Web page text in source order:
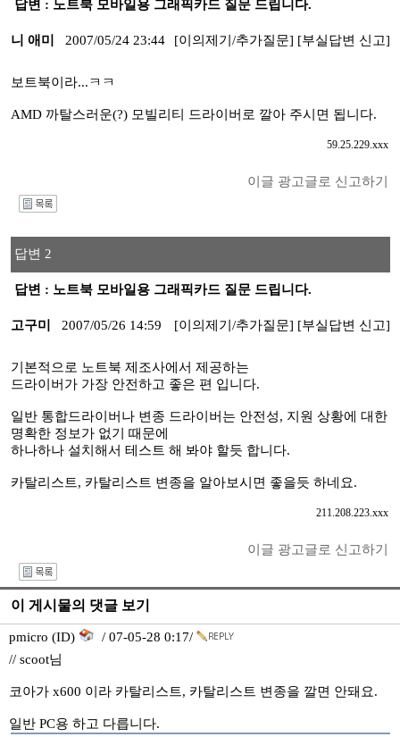
답변 : 노트북 모바일용 그래픽카드 질문 드립니다.
니 애미 2007/05/24 23:44 [이의제기/추가질문] [부실답변 신고]
보트북이라...ㅋㅋ
AMD 까탈스러운(?) 모빌리티 드라이버로 깔아 주시면 됩니다.
59.25.229.xxx
이글 광고글로 신고하기
답변 2
답변 : 노트북 모바일용 그래픽카드 질문 드립니다.
고구미 2007/05/26 14:59 [이의제기/추가질문] [부실답변 신고]
기본적으로 노트북 제조사에서 제공하는
드라이버가 가장 안전하고 좋은 편 입니다.
일반 통합드라이버나 변종 드라이버는 안전성, 지원 상황에 대한
명확한 정보가 없기 때문에
하나하나 설치해서 테스트 해 봐야 할듯 합니다.
카탈리스트, 카탈리스트 변종을 알아보시면 좋을듯 하네요.
211.208.223.xxx
이글 광고글로 신고하기
이 게시물의 댓글 보기
pmicro (ID)
/ 07-05-28 0:17/
// scoot님
코아가 x600 이라 카탈리스트, 카탈리스트 변종을 깔면 안돼요.
일반 PC용 하고 다릅니다.